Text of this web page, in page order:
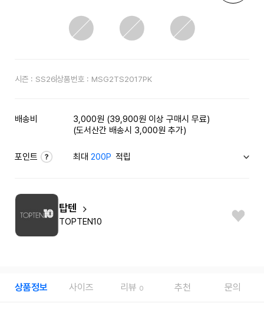
시즌 : SS26상품번호 : MSG2TS2017PK
배송비
3,000원 (39,900원 이상 구매시 무료)
(도서산간 배송시 3,000원 추가)
포인트 최대200P 적립
탑텐
TOPTEN10
상품정보 사이즈 리뷰 0 추천 문의